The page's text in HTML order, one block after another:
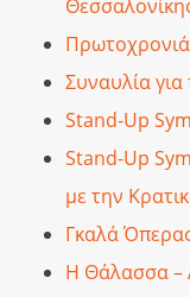
Συναυλία
Stand-Up
Stand-Up
με την
Γκαλά
Η Θάλασσα –